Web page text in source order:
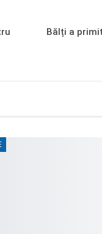
Bălți a